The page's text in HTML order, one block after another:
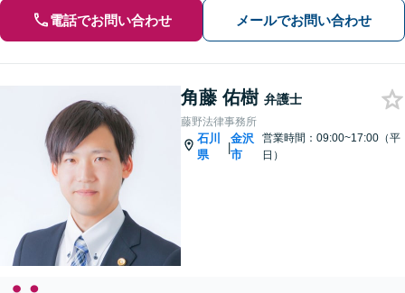
電話でお問い合わせ メールでお問い合わせ
角藤 佑樹 弁護士
藤野法律事務所
石川
県
|
金沢
市
営業時間：09:00~17:00（平
日）